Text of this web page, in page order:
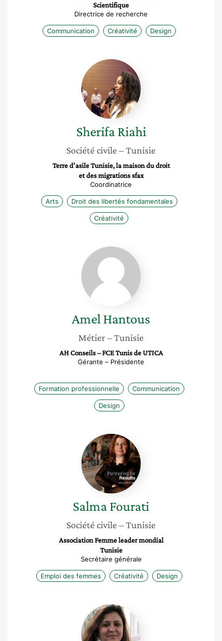
Scientifique
Directrice de recherche
Communication Créativité Design
Sherifa
Riahi
Sherifa Riahi
Société civile – Tunisie
Terre d’asile Tunisie, la maison du droit
et des migrations sfax
Coordinatrice
Arts Droit des libertés fondamentales
Créativité
Amel
Hantous
Amel Hantous
Métier– Tunisie
AH Conseils – FCE Tunis de UTICA
Gérante – Présidente
Formation professionnelle Communication
Design
Salma
Fourati
SalmaFourati
Société civile – Tunisie
Association Femme leader mondial
Tunisie
Secrétaire générale
Emploi des femmes Créativité Design
Najah
Rassas